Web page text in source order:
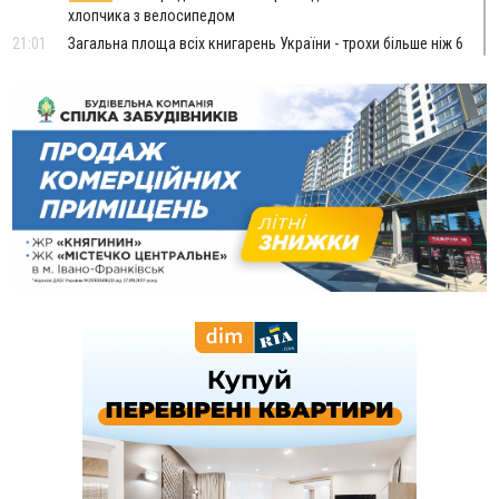
хлопчика з велосипедом
21:01
Загальна площа всіх книгарень України - трохи більше ніж 6
20:47
На "зебрі" у Франківську два мотоциклісти збили жінку
18:55
Прикарпаття серед лідерів за будівництвом новобудов і
рекордсмен за зростанням цін на житло
16:48
ВІДЕО Де безпечно купатися на Прикарпатті?
16:20
У Франківську дружина загиблого воїна створила
організацію «КОД 7'Я», аби підтримувати військових та їхні
сім'ї
15:57
У Коломиї на одній з вулиць встановлять комплекс
Війна забрала життя трьох воїнів з Прикарпаття
На Закарпатті викрили масштабну схему незаконного
виключення військовозобов’язаних з обліку
«Багато питань буде знято». На громадських слуханнях в
Яремче обговорили, як вирішити питання джипінгу в
Карпатах
5 «тихих» хвороб, які виявляє профілактичне обстеження